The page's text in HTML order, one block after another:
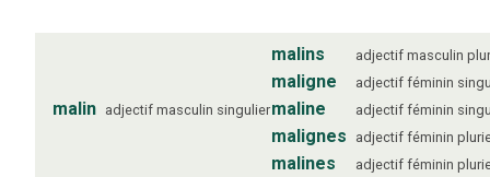
malin adjectif masculin singulier
malins adjectif masculin
maligne adjectif féminin
maline adjectif féminin
malignes adjectif féminin
malines adjectif féminin